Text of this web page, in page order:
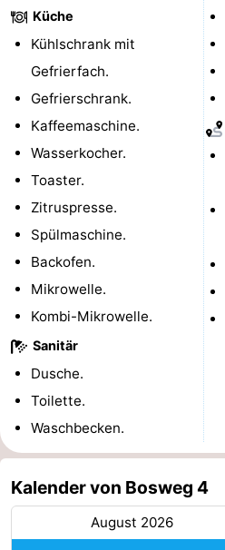
Forum
Route
-
Parken
Reisebuchshop
Medizin
Adressen
Region
Zeeland
Schouwen-
Duiveland
-
Renesse
-
Brouwershaven
Bruinisse
-
Zierikzee
-
Natur
-
Küche
Kühlschrank mit
Gefrierfach.
Gefrierschrank.
Kaffeemaschine.
Wasserkocher.
Toaster.
Zitruspresse.
Spülmaschine.
Backofen.
Mikrowelle.
Kombi-Mikrowelle.
Sanitär
Dusche.
Toilette.
Waschbecken.
Kalender von Bosweg 4
August 2026